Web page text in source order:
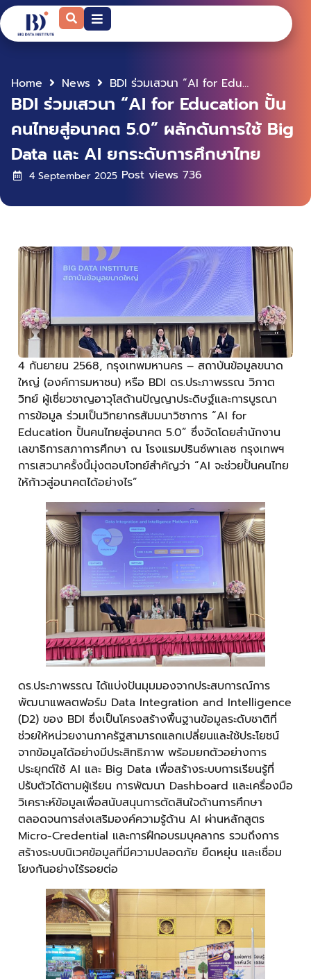
Home News BDI ร่วมเสวนา “AI for Education ปั้นคนไทยสู่อนาคต 5.0” ผลักดันการใช้ Big Data และ AI ยกระดับการศึกษาไทย
BDI ร่วมเสวนา “AI for Education ปั้น
คนไทยสู่อนาคต 5.0” ผลักดันการใช้ Big
Data และ AI ยกระดับการศึกษาไทย
4 September 2025 Post views 736
4 กันยายน 2568, กรุงเทพมหานคร – สถาบันข้อมูลขนาด
ใหญ่ (องค์การมหาชน) หรือ BDI ดร.ประภาพรรณ วิภาต
วิทย์ ผู้เชี่ยวชาญอาวุโสด้านปัญญาประดิษฐ์และการบูรณา
การข้อมูล ร่วมเป็นวิทยากรสัมมนาวิชาการ “AI for
Education ปั้นคนไทยสู่อนาคต 5.0” ซึ่งจัดโดยสำนักงาน
เลขาธิการสภาการศึกษา ณ โรงแรมปรินซ์พาเลซ กรุงเทพฯ
การเสวนาครั้งนี้มุ่งตอบโจทย์สำคัญว่า “AI จะช่วยปั้นคนไทย
ให้ก้าวสู่อนาคตได้อย่างไร”
ดร.ประภาพรรณ ได้แบ่งปันมุมมองจากประสบการณ์การ
พัฒนาแพลตฟอร์ม Data Integration and Intelligence
(D2) ของ BDI ซึ่งเป็นโครงสร้างพื้นฐานข้อมูลระดับชาติที่
ช่วยให้หน่วยงานภาครัฐสามารถแลกเปลี่ยนและใช้ประโยชน์
จากข้อมูลได้อย่างมีประสิทธิภาพ พร้อมยกตัวอย่างการ
ประยุกต์ใช้ AI และ Big Data เพื่อสร้างระบบการเรียนรู้ที่
ปรับตัวได้ตามผู้เรียน การพัฒนา Dashboard และเครื่องมือ
วิเคราะห์ข้อมูลเพื่อสนับสนุนการตัดสินใจด้านการศึกษา
ตลอดจนการส่งเสริมองค์ความรู้ด้าน AI ผ่านหลักสูตร
Micro-Credential และการฝึกอบรมบุคลากร รวมถึงการ
สร้างระบบนิเวศข้อมูลที่มีความปลอดภัย ยืดหยุ่น และเชื่อม
โยงกันอย่างไร้รอยต่อ